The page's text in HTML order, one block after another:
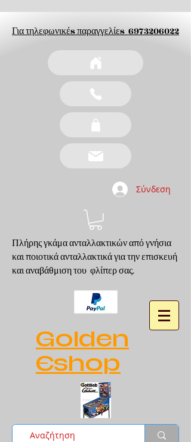
Για τηλεφωνικέs παραγγελίεs6973206022
Σύνδεση
Πλήρης γκάμα ανταλλακτικών από γνήσια
και ποιοτικά ανταλλακτικά για την επισκευή
και αναβάθμιση του φλίπερ σας.
Golden
Eshop